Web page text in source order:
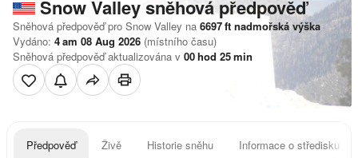
Snow Valleysněhová předpověď
Sněhová předpověď pro Snow Valley na 6697ft nadmořská výška
Vydáno: 4 am 08 Aug 2026 (místního času)
Sněhová předpověď aktualizována v 00hod 25min
Předpověď Živě Historie sněhu Informace o středisku